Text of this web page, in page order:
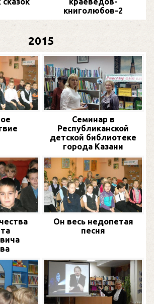
книголюбов-2
2015
Семинар в
Республиканской
детской библиотеке
города Казани
Он весь недопетая
песня